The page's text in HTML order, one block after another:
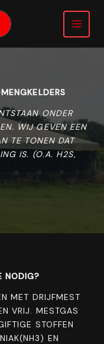
ONDER
WIJ GEVEN EEN
TE TONEN DAT
IS. (O.A. H2S,
NODIG?
MET DRIJFMEST
VRIJ. MESTGAS
STOFFEN
EN